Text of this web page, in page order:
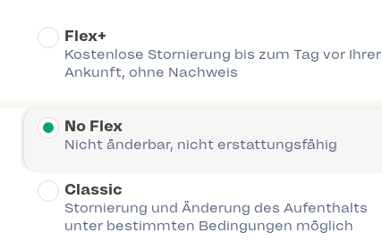
Flex+
Kostenlose Stornierung bis zum Tag vor Ihrer
Ankunft, ohne Nachweis
No Flex
Nicht änderbar, nicht erstattungsfähig
Classic
Stornierung und Änderung des Aufenthalts
unter bestimmten Bedingungen möglich